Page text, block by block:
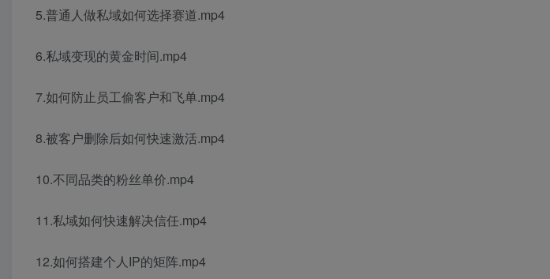
5.普通人做私域如何选择赛道.mp4
6.私域变现的黄金时间.mp4
7.如何防止员工偷客户和飞单.mp4
8.被客户删除后如何快速激活.mp4
10.不同品类的粉丝单价.mp4
11.私域如何快速解决信任.mp4
12.如何搭建个人IP的矩阵.mp4